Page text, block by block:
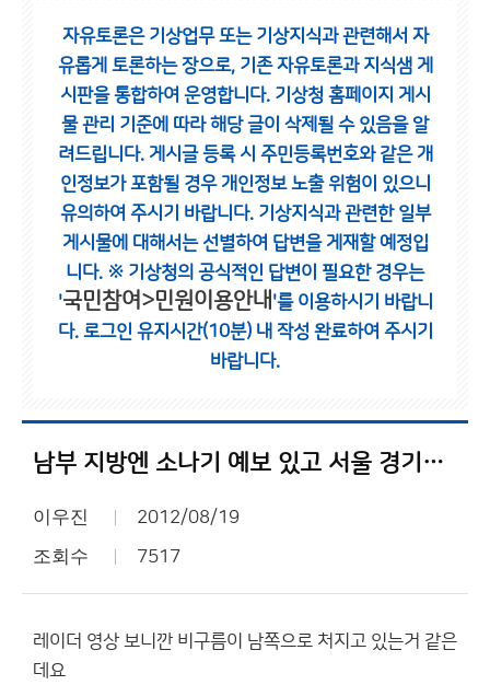
자유토론은 기상업무 또는 기상지식과 관련해서 자
유롭게 토론하는 장으로, 기존 자유토론과 지식샘 게
시판을 통합하여 운영합니다. 기상청 홈페이지 게시
물 관리 기준에 따라 해당 글이 삭제될 수 있음을 알
려드립니다. 게시글 등록 시 주민등록번호와 같은 개
인정보가 포함될 경우 개인정보 노출 위험이 있으니
유의하여 주시기 바랍니다. 기상지식과 관련한 일부
게시물에 대해서는 선별하여 답변을 게재할 예정입
니다. ※ 기상청의 공식적인 답변이 필요한 경우는
'국민참여>민원이용안내 '를 이용하시기 바랍니
다. 로그인 유지시간(10분) 내 작성 완료하여 주시기
바랍니다.
남부 지방엔 소나기 예보 있고 서울 경기도 비롯한 중부지방만 비소식 있는데...
이우진 2012/08/19
조회수 7517
레이더 영상 보니깐 비구름이 남쪽으로 처지고 있는거 같은
데요